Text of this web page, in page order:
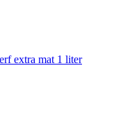
extra mat 1 liter